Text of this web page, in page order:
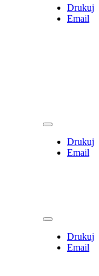
Drukuj
Email
Drukuj
Email
Drukuj
Email